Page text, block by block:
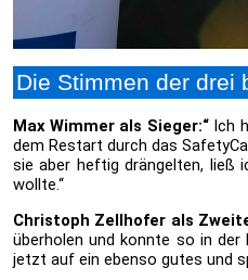
Die Stimmen der drei
Max Wimmer als Sieger:“Ich
dem Restart durch das
sie aber heftig drängelten, ließ
wollte.“
Christoph Zellhofer als
überholen und konnte so in
jetzt auf ein ebenso gutes und